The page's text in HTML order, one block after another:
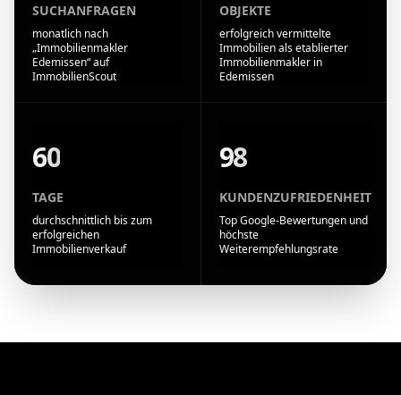
SUCHANFRAGEN
monatlich nach
„Immobilienmakler
Edemissen“ auf
ImmobilienScout
OBJEKTE
erfolgreich vermittelte
Immobilien als etablierter
Immobilienmakler in
Edemissen
60
TAGE
durchschnittlich bis zum
erfolgreichen
Immobilienverkauf
98
KUNDENZUFRIEDENHEIT
Top Google-Bewertungen und
höchste
Weiterempfehlungsrate